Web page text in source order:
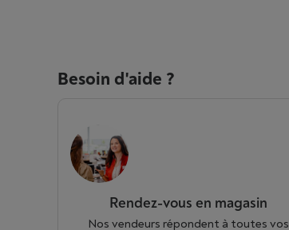
Besoin d'aide ?
Rendez-vous en magasin
Nos vendeurs répondent à toutes vos